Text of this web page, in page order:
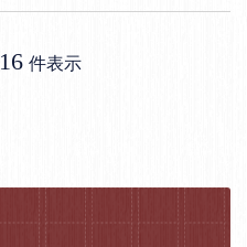
16 件表示